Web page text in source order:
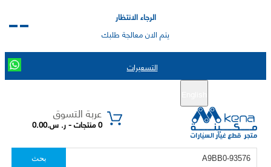
الرجاء الانتظار
يتم الان معالجة طلبك
التسعيرات
عربة التسوق
0 منتجات - ر. س.0.00
بحث